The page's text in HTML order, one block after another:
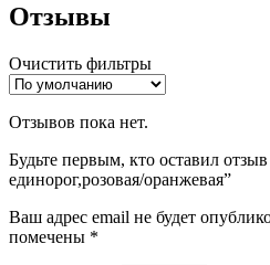
Отзывы
Очистить фильтры
Отзывов пока нет.
Будьте первым, кто оставил
единорог,розовая/оранжевая”
Ваш адрес email не будет
помечены *